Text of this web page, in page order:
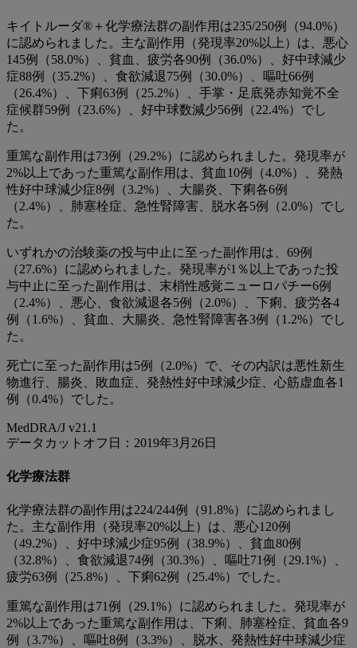
キイトルーダ®＋化学療法群の副作用は235/250例（94.0%）
に認められました。主な副作用（発現率20%以上）は、悪心
145例（58.0%）、貧血、疲労各90例（36.0%）、好中球減少
症88例（35.2%）、食欲減退75例（30.0%）、嘔吐66例
（26.4%）、下痢63例（25.2%）、手掌・足底発赤知覚不全
症候群59例（23.6%）、好中球数減少56例（22.4%）でし
た。
重篤な副作用は73例（29.2%）に認められました。発現率が
2%以上であった重篤な副作用は、貧血10例（4.0%）、発熱
性好中球減少症8例（3.2%）、大腸炎、下痢各6例
（2.4%）、肺塞栓症、急性腎障害、脱水各5例（2.0%）でし
た。
いずれかの治験薬の投与中止に至った副作用は、69例
（27.6%）に認められました。発現率が1％以上であった投
与中止に至った副作用は、末梢性感覚ニューロパチー6例
（2.4%）、悪心、食欲減退各5例（2.0%）、下痢、疲労各4
例（1.6%）、貧血、大腸炎、急性腎障害各3例（1.2%）でし
た。
死亡に至った副作用は5例（2.0%）で、その内訳は悪性新生
物進行、腸炎、敗血症、発熱性好中球減少症、心筋虚血各1
例（0.4%）でした。
MedDRA/J v21.1
データカットオフ日：2019年3月26日
化学療法群
化学療法群の副作用は224/244例（91.8%）に認められまし
た。主な副作用（発現率20%以上）は、悪心120例
（49.2%）、好中球減少症95例（38.9%）、貧血80例
（32.8%）、食欲減退74例（30.3%）、嘔吐71例（29.1%）、
疲労63例（25.8%）、下痢62例（25.4%）でした。
重篤な副作用は71例（29.1%）に認められました。発現率が
2%以上であった重篤な副作用は、下痢、肺塞栓症、貧血各9
例（3.7%）、嘔吐8例（3.3%）、脱水、発熱性好中球減少症